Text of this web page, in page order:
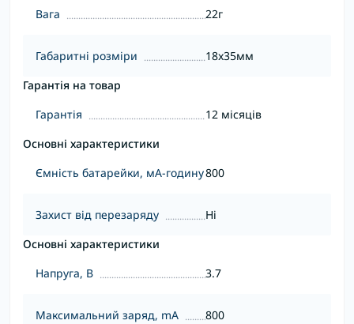
Вага 22г
Габаритні розміри
18x35мм
Гарантія на товар
Гарантія
12 місяців
Основні характеристики
Ємність батарейки, мА-годину800
Захист від перезаряду
Ні
Основні характеристики
Напруга, В
3.7
Максимальний заряд, mA 800